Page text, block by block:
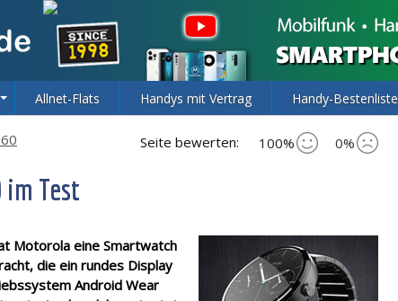
Allnet-Flats Handys mit Vertrag Handy-Bestenliste
Seite bewerten: 100% 0%
Test
Motorola eine Smartwatch
die ein rundes Display
Android Wear